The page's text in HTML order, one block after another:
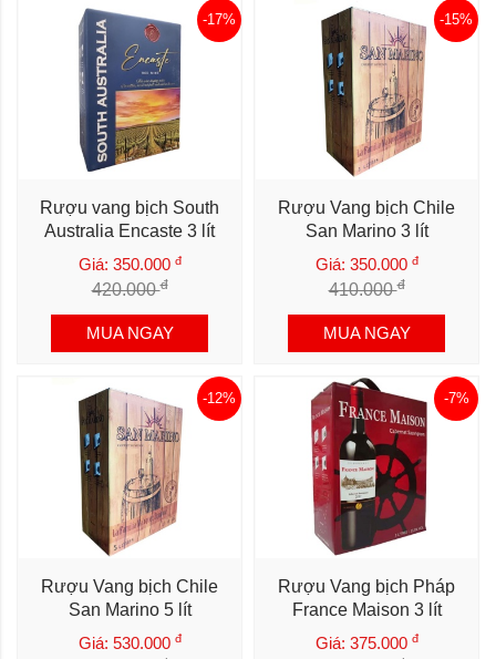
Rượu vang bịch South
Australia Encaste 3 lít
Giá: 350.000 đ
420.000đ
-17%
MUA NGAY
Rượu Vang bịch Chile
San Marino 3 lít
Giá: 350.000 đ
410.000đ
-15%
MUA NGAY
Rượu Vang bịch Chile
San Marino 5 lít
Giá: 530.000 đ
-12%
Rượu Vang bịch Pháp
France Maison 3 lít
Giá: 375.000 đ
-7%